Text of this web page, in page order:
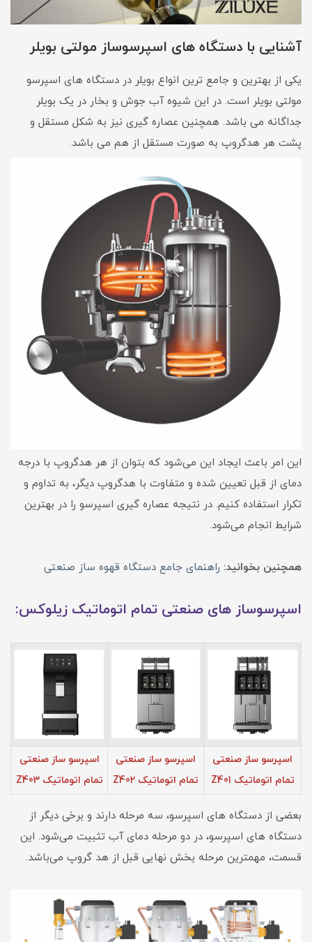
آشنایی با دستگاه های اسپرسوساز مولتی بویلر
یکی از بهترین و جامع ترین انواع بویلر در دستگاه های اسپرسو
مولتی بویلر است. در این شیوه آب جوش و بخار در یک بویلر
جداگانه می باشد. همچنین عصاره گیری نیز به شکل مستقل و
پشت هر هدگروپ به صورت مستقل از هم می باشد.
این امر باعث ایجاد این می‌شود که بتوان از هر هدگروپ با درجه
دمای از قبل تعیین شده و متفاوت با هدگروپ دیگر، به تداوم و
تکرار استفاده کنیم. در نتیجه عصاره گیری اسپرسو را در بهترین
شرایط انجام می‌شود.
همچنین بخوانید: راهنمای جامع دستگاه قهوه ساز صنعتی
اسپرسوساز های صنعتی تمام اتوماتیک زیلوکس:
اسپرسو ساز صنعتی
تمام اتوماتیک Z401
اسپرسو ساز صنعتی
تمام اتوماتیک Z402
اسپرسو ساز صنعتی
تمام اتوماتیک Z403
بعضی از دستگاه های اسپرسو، سه مرحله دارند و برخی دیگر از
دستگاه های اسپرسو، در دو مرحله دمای آب تثبیت می‌شود. این
قسمت، مهمترین مرحله بخش نهایی قبل از هد گروپ می‌باشد.